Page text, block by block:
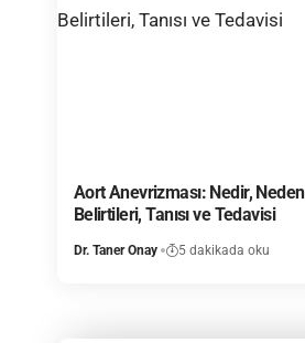
Aort Anevrizması: Nedir,
Belirtileri, Tanısı ve Tedavisi
Dr. Taner Onay 5 dakikada oku